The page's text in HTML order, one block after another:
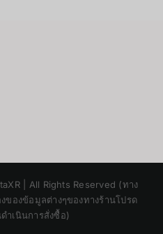
| All Rights Reserved (ทาง
องข้อมูลต่างๆของทางร้านโปรด
ำเนินการสั่งซื้อ)Chinese